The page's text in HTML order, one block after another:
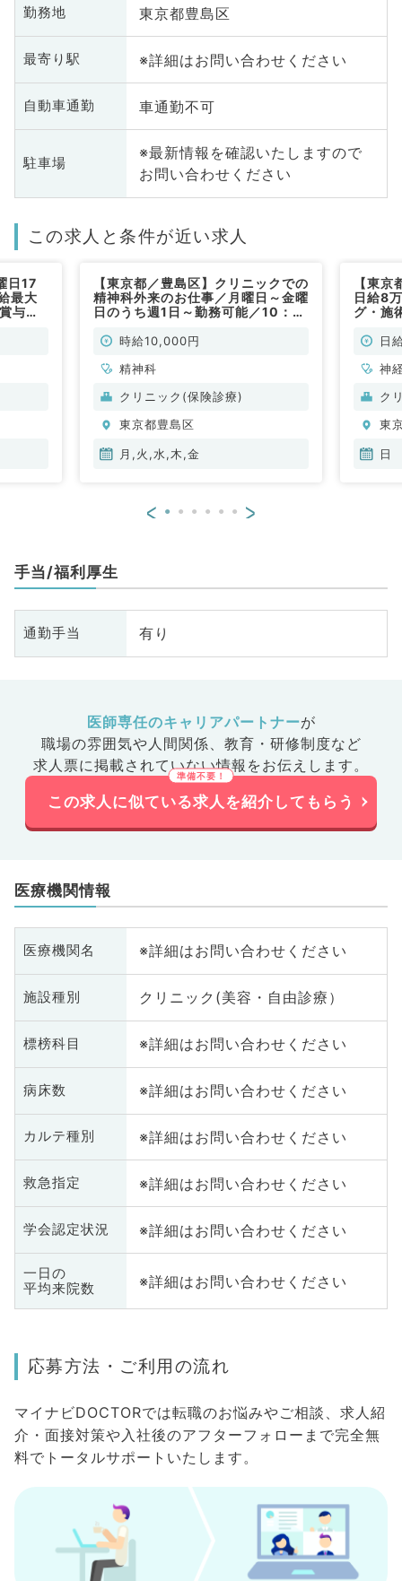
勤務地 東京都豊島区
最寄り駅 ※詳細はお問い合わせください
自動車通勤 車通勤不可
駐車場
※最新情報を確認いたしますので
お問い合わせください
この求人と条件が近い求人
日17
最大
与支
【東京都／豊島区】クリニックでの
精神科外来のお仕事／月曜日～金曜
日のうち週1日～勤務可能／10：
14,000円／時短勤務等もご相談く
時給10,000円
精神科
クリニック(保険診療)
東京都豊島区
月,火,水,木,金
【東
日給8
グ・施
常勤）
日
神
ル
脳
管
科
ク
東
日
< >
手当/福利厚生
通勤手当 有り
医師専任のキャリアパートナーが
職場の雰囲気や人間関係、 教育・研修制度など
求人票に掲載されていない情報をお伝えします。
この求人に似ている求人を紹介してもらう
医療機関情報
医療機関名 ※詳細はお問い合わせください
施設種別 クリニック(美容・自由診療）
標榜科目 ※詳細はお問い合わせください
病床数 ※詳細はお問い合わせください
カルテ種別 ※詳細はお問い合わせください
救急指定 ※詳細はお問い合わせください
学会認定状況 ※詳細はお問い合わせください
一日の
平均来院数
※詳細はお問い合わせください
応募方法・ご利用の流れ
マイナビDOCTORでは転職のお悩みやご相談、求人紹
介・面接対策や入社後のアフターフォローまで完全無
料でトータルサポートいたします。